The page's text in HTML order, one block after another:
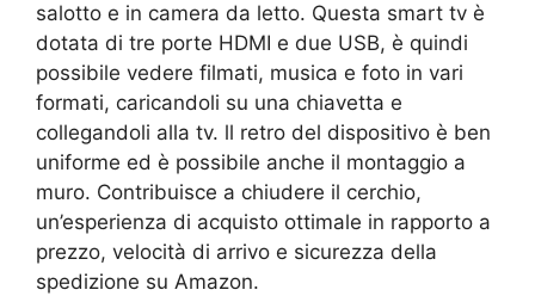
salotto e in camera da letto. Questa smart tv è
dotata di tre porte HDMI e due USB, è quindi
possibile vedere filmati, musica e foto in vari
formati, caricandoli su una chiavetta e
collegandoli alla tv. ll retro del dispositivo è ben
uniforme ed è possibile anche il montaggio a
muro. Contribuisce a chiudere il cerchio,
un’esperienza di acquisto ottimale in rapporto a
prezzo, velocità di arrivo e sicurezza della
spedizione su Amazon.